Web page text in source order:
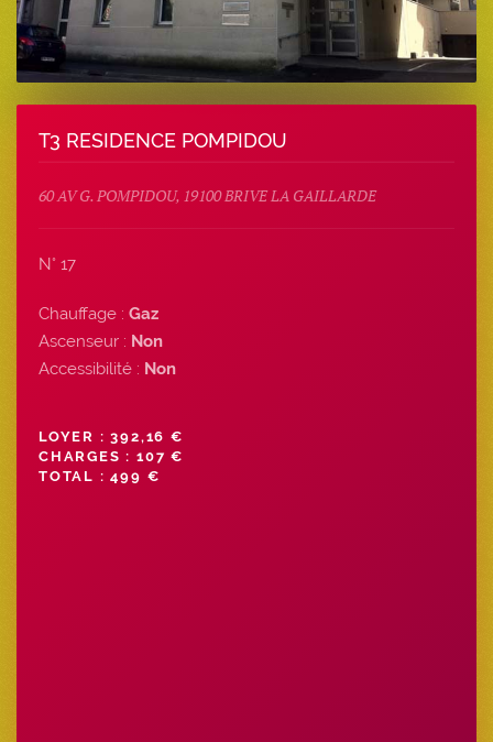
T3 RESIDENCE POMPIDOU
60 AV G. POMPIDOU, 19100 BRIVE LA GAILLARDE
N° 17
Chauffage : Gaz
Ascenseur : Non
Accessibilité : Non
LOYER : 392,16 €
CHARGES : 107 €
TOTAL : 499 €